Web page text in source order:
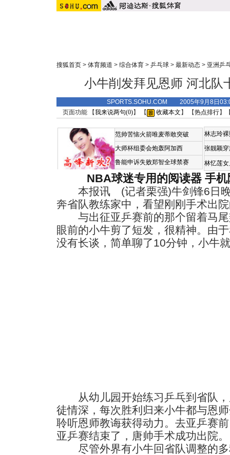
搜狐首页 > 体育频道 > 综合体育 > 乒乓球 > 最新动态 > 亚洲乒
小牛削发拜见恩师 河北队
SPORTS.SOHU.COM 2005年9月8日
页面功能 【我来说两句(0)】 【 收藏本文 】 【热点排行】
范帅苦恼火箭唯麦蒂敢突破
大师杯组委会炮轰阿加西
鲁能申诉失败郑智全球禁赛
林志玲
张靓颖
林忆莲
NBA球迷专用的阅读器 手
本报讯 (记者栗强)牛剑锋6日晚
奔省队教练家中，看望刚刚手术出
与出征亚乒赛前的那个留着马尾
眼前的小牛剪了短发，很精神。由
没有长谈，简单聊了10分钟，小牛
从幼儿园开始练习乒乓到省队，
徒情深，每次胜利归来小牛都与恩
聆听恩师教诲获得动力。去亚乒赛
亚乒赛结束了，唐帅手术成功出院。
尽管外界有小牛回省队调整的多